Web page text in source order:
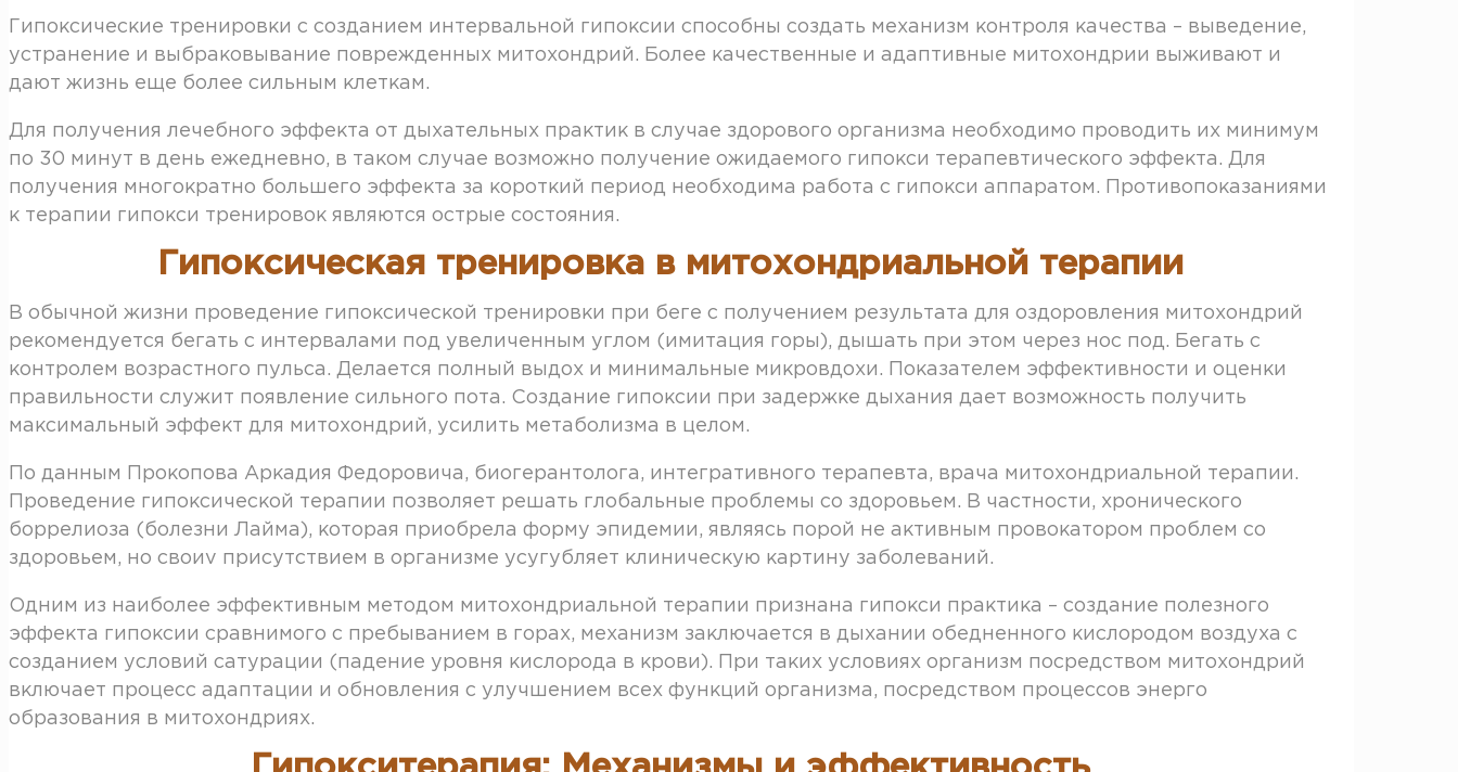
Гипоксические тренировки с созданием интервальной гипоксии способны создать механизм контроля качества – выведение,
устранение и выбраковывание поврежденных митохондрий. Более качественные и адаптивные митохондрии выживают и
дают жизнь еще более сильным клеткам.
Для получения лечебного эффекта от дыхательных практик в случае здорового организма необходимо проводить их минимум
по 30 минут в день ежедневно, в таком случае возможно получение ожидаемого гипокси терапевтического эффекта. Для
получения многократно большего эффекта за короткий период необходима работа с гипокси аппаратом. Противопоказаниями
к терапии гипокси тренировок являются острые состояния.
Гипоксическая тренировка в митохондриальной терапии
В обычной жизни проведение гипоксической тренировки при беге с получением результата для оздоровления митохондрий
рекомендуется бегать с интервалами под увеличенным углом (имитация горы), дышать при этом через нос под. Бегать с
контролем возрастного пульса. Делается полный выдох и минимальные микровдохи. Показателем эффективности и оценки
правильности служит появление сильного пота. Создание гипоксии при задержке дыхания дает возможность получить
максимальный эффект для митохондрий, усилить метаболизма в целом.
По данным Прокопова Аркадия Федоровича, биогерантолога, интегративного терапевта, врача митохондриальной терапии.
Проведение гипоксической терапии позволяет решать глобальные проблемы со здоровьем. В частности, хронического
боррелиоза (болезни Лайма), которая приобрела форму эпидемии, являясь порой не активным провокатором проблем со
здоровьем, но своиv присутствием в организме усугубляет клиническую картину заболеваний.
Одним из наиболее эффективным методом митохондриальной терапии признана гипокси практика – создание полезного
эффекта гипоксии сравнимого с пребыванием в горах, механизм заключается в дыхании обедненного кислородом воздуха с
созданием условий сатурации (падение уровня кислорода в крови). При таких условиях организм посредством митохондрий
включает процесс адаптации и обновления с улучшением всех функций организма, посредством процессов энерго
образования в митохондриях.